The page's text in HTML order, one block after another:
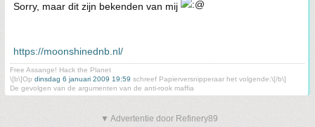
Sorry, maar dit zijn bekenden van mij
https://moonshinednb.nl/
Free Assange! Hack the Planet
\[b\]Op dinsdag 6 januari 2009 19:59 schreef Papierversnipperaar het volgende:\[/b\]
De gevolgen van de argumenten van de anti-rook maffia
▼ Advertentie door Refinery89